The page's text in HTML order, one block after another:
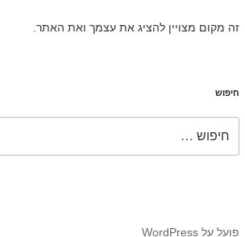
זה מקום מצויין להציג את עצמך ואת האתר.
חיפוש
פועל על WordPress